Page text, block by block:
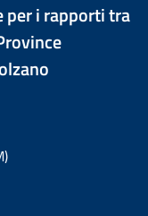
per i rapporti tra